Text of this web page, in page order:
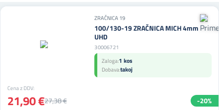
ZRAČNICA 19
100/130-19 ZRAČNICA MICH 4mm
UHD
30006721
Zaloga:1 kos
Dobava:takoj
Cena z DDV:
21,90 €27,38 € -20%